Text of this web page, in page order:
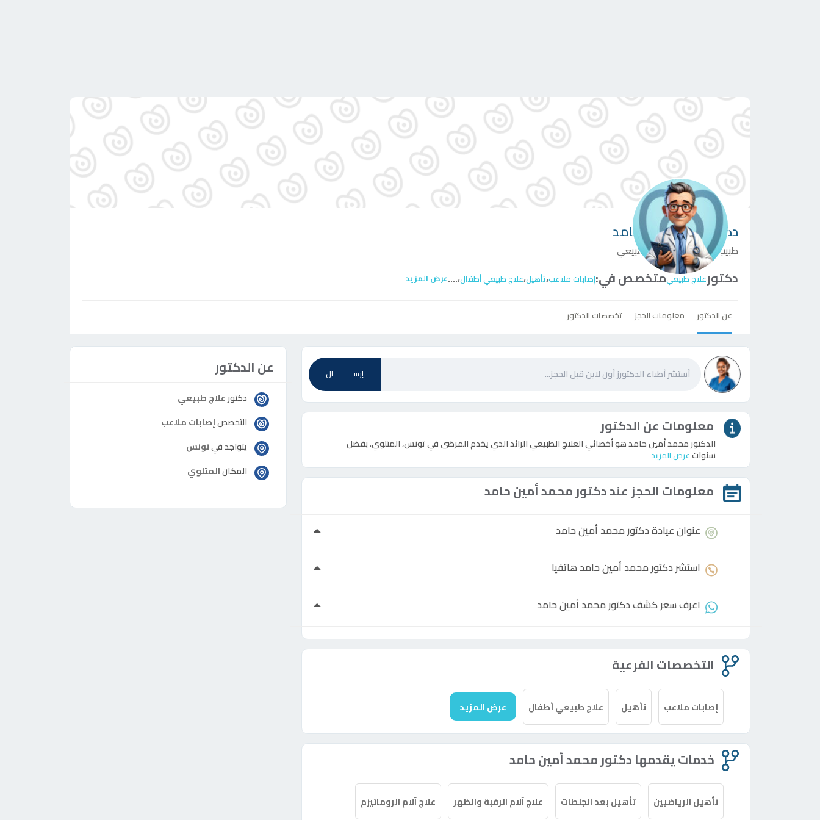
دكتور محمد أمين حامد
طبيب مختص في العلاج الطبيعي
دكتورعلاج طبيعيمتخصص في:إصابات ملاعب،تأهيل،علاج طبيعي أطفال،....عرض المزيد
عن الدكتور معلومات الحجز تخصصات الدكتور
إرســـــــــــال
معلومات عن الدكتور
الدكتور محمد أمين حامد هو أخصائي العلاج الطبيعي الرائد الذي يخدم المرضى في تونس، المتلوي. بفضل
سنواتعرض المزيد
معلومات الحجز عنددكتورمحمد أمين حامد
عنوان عيادةدكتورمحمد أمين حامد
استشردكتورمحمد أمين حامد هاتفيا
اعرف سعر كشفدكتورمحمد أمين حامد
التخصصات الفرعية
إصابات ملاعب تأهيل علاج طبيعي أطفال عرض المزيد
خدمات يقدمها دكتور محمد أمين حامد
تأهيل الرياضيين تأهيل بعد الجلطات علاج آلام الرقبة والظهر علاج آلام الروماتيزم
عن الدكتور
دكتورعلاج طبيعي
التخصصإصابات ملاعب
يتواجد فيتونس
المكانالمتلوي